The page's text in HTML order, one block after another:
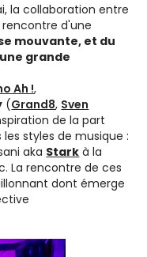
la collaboration entre
rencontre d'une
mouvante, et du
grande
Ah !,
(Grand8, Sven
de la part
styles de musique :
aka Stark à la
La rencontre de ces
dont émerge